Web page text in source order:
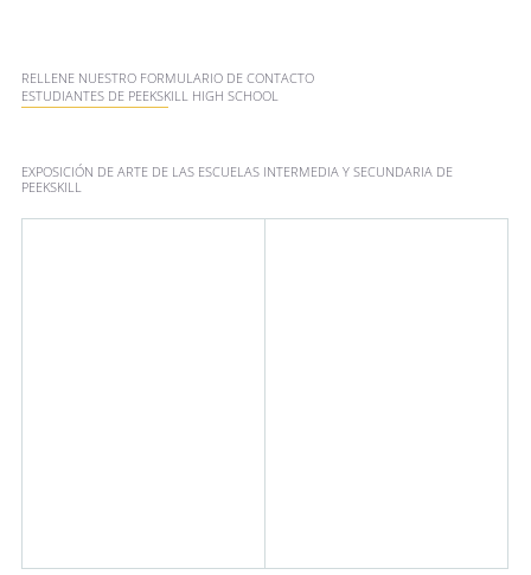
RELLENE NUESTRO FORMULARIO DE CONTACTO
ESTUDIANTES DE PEEKSKILL HIGH SCHOOL
EXPOSICIÓN DE ARTE DE LAS ESCUELAS INTERMEDIA Y SECUNDARIA DE
PEEKSKILL